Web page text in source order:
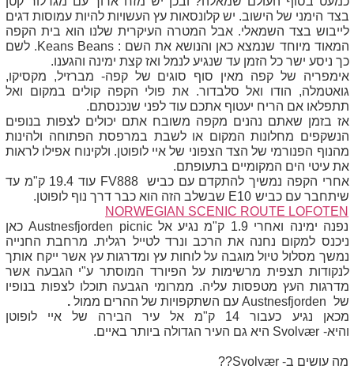
בצד הימני של הישוב. יש קלונסאות עץ העשויות להיות עמוסות דגים
לייבוש בצד השמאלי. אבל המטרה העיקרית שלנו הוא בית הקפה
המאוד מיוחד שנמצא כאן והנושא את השם : Keans Beans. לשם
כך ניסע ישר כל הזמן עד שנגיע לנמל ואז קצת ימינה והגענו.
אימפריה של קפה מאין סוף סוגים של קפה- מברזיל, מקסיקו,
גואטמלה, הודו ואל סלבדור. את פולי הקפה קולים במקום ואל
תתפלאו אם הריח יעטוף אתכם עוד לפני שנכנסתם.
אז בזמן שאתם נהנים מקפה משובח אתם יכולים לצפות בנופים
הנשקפים מחלונות המקום או לשבת במרפסת הפתוחה ולהינות
מהנוף הפנורמי של הצד הצפוני של איי לופוטן. ולקינוח אפילו לראות
את עיטי הים המקומיים בתעופתם.
אחרי הקפה נמשיך להתקדם עם כביש
FV888
עוד 19.4 ק"מ עד
שיתחבר עם כביש E10 שבשלב הזה הוא כבר דרך נוף לופוטן.
NORWEGIAN SCENIC ROUTE LOFOTEN
נפנה ימינה ואחרי 1.9 ק"מ נגיע אל
Austnesfjorden picnicכאן
ניכנס למקום נחנה את הרכב ונרד לטייל רגלית. מרחבת החנייה
נמשך מסלול טיול מוגבה על לוחות עץ ומדרגות עץ אשר ייקח אותך
לנקודות תצפית מרשימות על הפיורד המוסתר ע"י הגבעה אשר
מדרגות העץ מטפסות עליה. ממרומי הגבעה תוכלו לצפות בנופיו
של Austnesfjordenעם השתקפויות של ההרים ממול.
מכאן נגיע כעבור 14 ק"מ אל עיר הבירה של איי לופוטן
והיא- Svolvær היא גם העיר הגדולה ביותר באיים.
מה עושים ב- Svolvær
??